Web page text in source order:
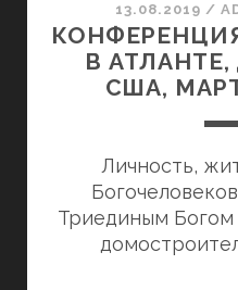
13.08.2019 /
В
США,
Личность,
Триединым Богом